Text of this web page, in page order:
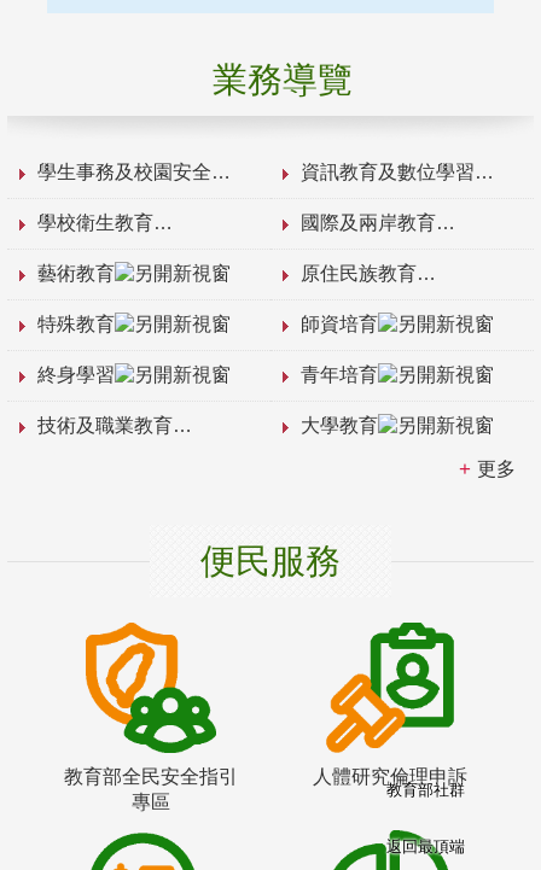
業務導覽
學生事務及校園安全 資訊教育及數位學習
學校衛生教育 國際及兩岸教育
藝術教育 原住民族教育
特殊教育 師資培育
終身學習 青年培育
技術及職業教育 大學教育
更多
便民服務
教育部全民安全指引
專區
人體研究倫理申訴
教育部社群
返回最頂端